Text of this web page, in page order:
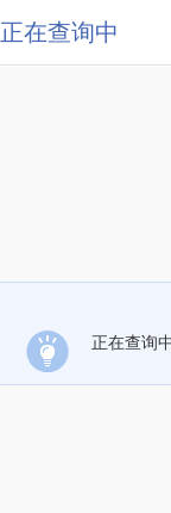
正在查询中
正在查询